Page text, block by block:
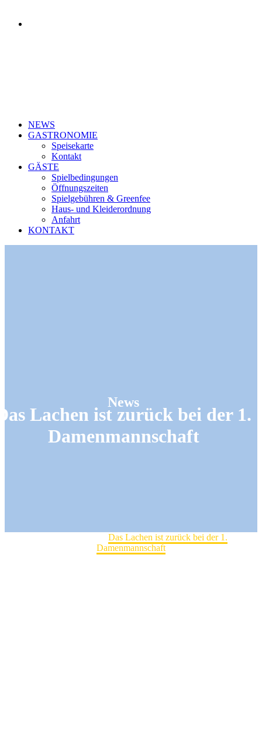
NEWS
GASTRONOMIE
Speisekarte
Kontakt
GÄSTE
Spielbedingungen
Öffnungszeiten
Spielgebühren & Greenfee
Haus- und Kleiderordnung
Anfahrt
KONTAKT
News
Lachen ist zurück bei der 1.
Damenmannschaft
Das Lachen ist zurück bei der 1.
Damenmannschaft